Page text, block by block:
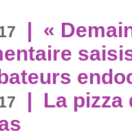
| «
| La pizza